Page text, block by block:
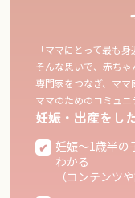
「ママにとって最も
そんな思いで、赤ち
専門家をつなぎ、ママ
ママのためのコミュニ
妊娠・出産をし
妊娠〜1歳半の
わかる
（コンテンツ